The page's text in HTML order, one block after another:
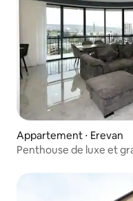
Appartement ⋅ Erevan
Penthouse de luxe et